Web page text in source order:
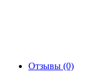
Отзывы (0)